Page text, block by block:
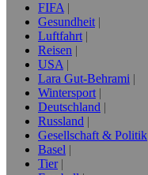
FIFA
Gesundheit
Luftfahrt
Reisen
USA
Lara Gut-Behrami
Wintersport
Deutschland
Russland
Gesellschaft & Politik
Basel
Tier